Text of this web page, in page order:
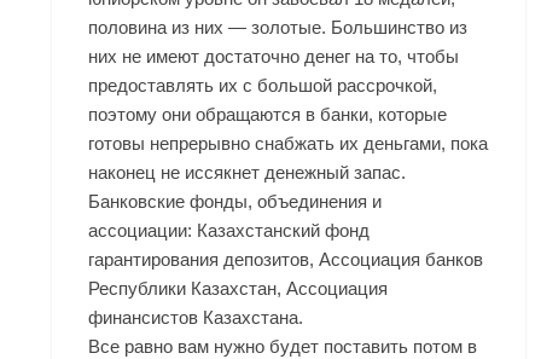
половина из них — золотые. Большинство из
них не имеют достаточно денег на то, чтобы
предоставлять их с большой рассрочкой,
поэтому они обращаются в банки, которые
готовы непрерывно снабжать их деньгами, пока
наконец не иссякнет денежный запас.
Банковские фонды, объединения и
ассоциации: Казахстанский фонд
гарантирования депозитов, Ассоциация банков
Республики Казахстан, Ассоциация
финансистов Казахстана.
Все равно вам нужно будет поставить потом в